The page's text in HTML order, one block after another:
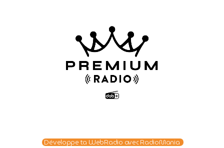
Développe ta WebRadio avec RadioMania